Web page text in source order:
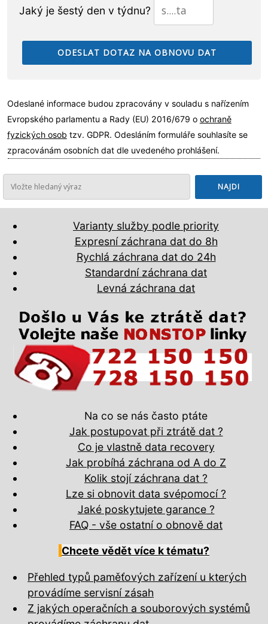
Jaký je šestý den v týdnu?
Odeslané informace budou zpracovány v souladu s nařízením
Evropského parlamentu a Rady (EU) 2016/679 o ochraně
fyzických osob tzv. GDPR. Odesláním formuláře souhlasíte se
zpracovánám osobních dat dle uvedeného prohlášení.
Varianty služby podle priority
Expresní záchrana dat do 8h
Rychlá záchrana dat do 24h
Standardní záchrana dat
Levná záchrana dat
Na co se nás často ptáte
Jak postupovat při ztrátě dat ?
Co je vlastně data recovery
Jak probíhá záchrana od A do Z
Kolik stojí záchrana dat ?
Lze si obnovit data svépomocí ?
Jaké poskytujete garance ?
FAQ - vše ostatní o obnově dat
Chcete vědět více k tématu?
Přehled typů paměťových zařízení u kterých
provádíme servisní zásah
Z jakých operačních a souborových systémů